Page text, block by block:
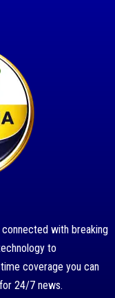
with breaking
to
coverage you can
24/7 news.